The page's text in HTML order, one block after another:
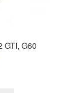
GTI, G60